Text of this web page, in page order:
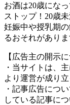
お酒は20歳にな
ストップ！20歳
妊娠中や授乳期
るおそれがありま
【広告主の開示に
・当サイトは、
より運営が成り立
・記事広告につ
している記事につ